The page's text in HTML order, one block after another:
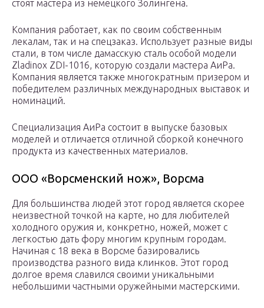
стоят мастера из немецкого Золингена.
Компания работает, как по своим собственным
лекалам, так и на спецзаказ. Использует разные виды
стали, в том числе дамасскую сталь особой модели
Zladinox ZDI-1016, которую создали мастера АиРа.
Компания является также многократным призером и
победителем различных международных выставок и
номинаций.
Специализация АиРа состоит в выпуске базовых
моделей и отличается отличной сборкой конечного
продукта из качественных материалов.
ООО «Ворсменский нож», Ворсма
Для большинства людей этот город является скорее
неизвестной точкой на карте, но для любителей
холодного оружия и, конкретно, ножей, может с
легкостью дать фору многим крупным городам.
Начиная с 18 века в Ворсме базировались
производства разного вида клинков. Этот город
долгое время славился своими уникальными
небольшими частными оружейными мастерскими.